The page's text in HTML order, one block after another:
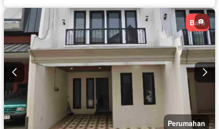
Pemanasan
Panggang Gym
Rumah jaga
Dapur terpadu
Hot water Interkom
Internet
Gas alam
Angkat Jacuzzi
Pustaka
Outdoor entertaining area
Ruang kantor
Pemandangan panorama
Pay TV access
Keamanan
Secure parking
Spa Ruang layanan
Kolam renang
Telephone
Taman atap
Keamanan 24 jam
Lapangan tenis
Tangki air Teras Wifi
Kabel video
Air
Televisi
Baru
Perumahan